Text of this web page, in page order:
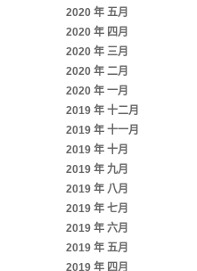
2020 年 五月
2020 年 四月
2020 年 三月
2020 年 二月
2020 年 一月
2019 年 十二月
2019 年 十一月
2019 年 十月
2019 年 九月
2019 年 八月
2019 年 七月
2019 年 六月
2019 年 五月
2019 年 四月